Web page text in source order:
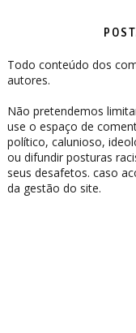
Todo conteúdo dos
autores.
Não pretendemos
use o espaço de
político, calunioso,
ou difundir posturas
seus desafetos. caso
da gestão do site.